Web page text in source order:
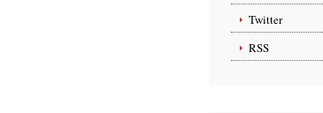
Twitter
RSS